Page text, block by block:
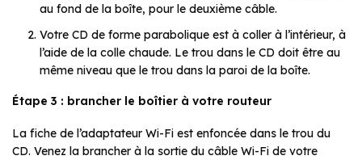
au fond de la boîte, pour le deuxième câble.
Votre CD de forme parabolique est à coller à l’intérieur, à
l’aide de la colle chaude. Le trou dans le CD doit être au
même niveau que le trou dans la paroi de la boîte.
Étape 3 : brancher le boîtier à votre routeur
La fiche de l’adaptateur Wi-Fi est enfoncée dans le trou du
CD. Venez la brancher à la sortie du câble Wi-Fi de votre